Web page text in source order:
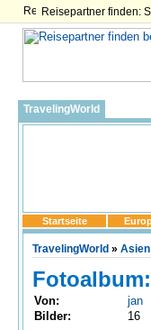
Reisepartner finden:
TravelingWorld
Startseite
TravelingWorld » Asien
Fotoalbum:
Von:
jan
Bilder:
16